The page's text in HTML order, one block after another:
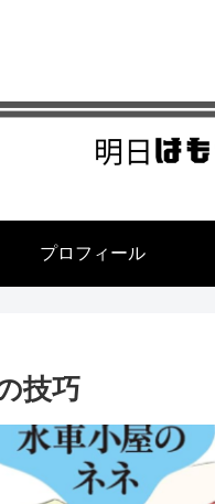
プロフィール
技巧